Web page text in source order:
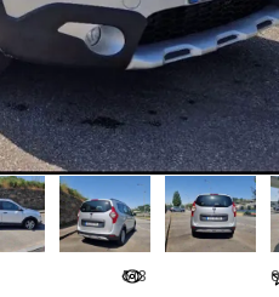
513 0